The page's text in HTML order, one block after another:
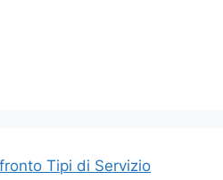
Tipi di Servizio